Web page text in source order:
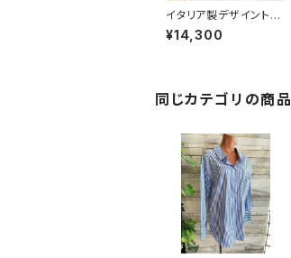
イタリア製デザイントッ
プス｜RINASCIMENT
O ITALY(リナシメント)
¥14,300
同じカテゴリの商品